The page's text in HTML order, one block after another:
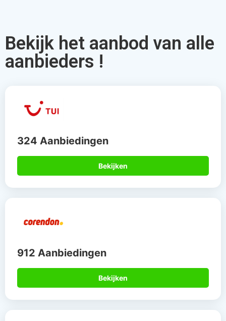
Bekijk het aanbod van alle
aanbieders !
324 Aanbiedingen
Bekijken
912 Aanbiedingen
Bekijken